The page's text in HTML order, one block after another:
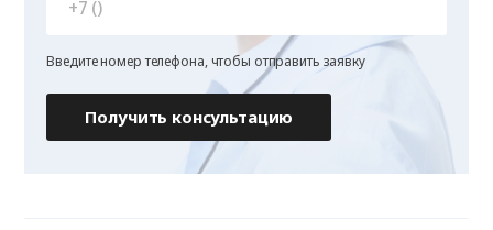
Введите номер телефона, чтобы отправить заявку
Получить консультацию